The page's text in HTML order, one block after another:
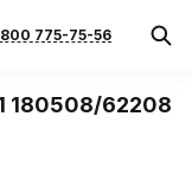
775-75-56
180508/62208